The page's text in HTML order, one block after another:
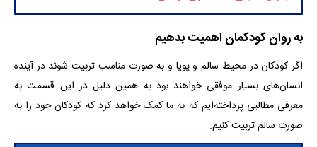
به روان کودکمان اهمیت بدهیم
اگر کودکان در محیط سالم و پویا و به صورت مناسب تربیت شوند در آینده
انسان‌های بسیار موفقی خواهند بود به همین دلیل در این قسمت به
معرفی مطالبی پرداخته‌ایم که به ما کمک خواهد کرد که کودکان خود را به
صورت سالم تربیت کنیم.